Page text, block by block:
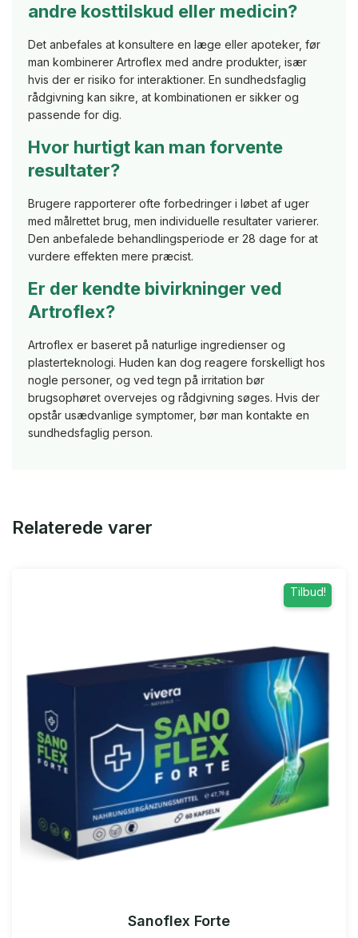
andre kosttilskud eller medicin?
Det anbefales at konsultere en læge eller apoteker, før
man kombinerer Artroflex med andre produkter, især
hvis der er risiko for interaktioner. En sundhedsfaglig
rådgivning kan sikre, at kombinationen er sikker og
passende for dig.
Hvor hurtigt kan man forvente
resultater?
Brugere rapporterer ofte forbedringer i løbet af uger
med målrettet brug, men individuelle resultater varierer.
Den anbefalede behandlingsperiode er 28 dage for at
vurdere effekten mere præcist.
Er der kendte bivirkninger ved
Artroflex?
Artroflex er baseret på naturlige ingredienser og
plasterteknologi. Huden kan dog reagere forskelligt hos
nogle personer, og ved tegn på irritation bør
brugsophøret overvejes og rådgivning søges. Hvis der
opstår usædvanlige symptomer, bør man kontakte en
sundhedsfaglig person.
Relaterede varer
Tilbud!
Sanoflex Forte